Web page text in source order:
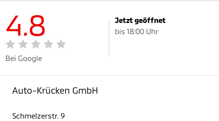
4.8
Bei Google
Jetzt geöffnet
bis 18:00 Uhr
Auto-Krücken GmbH
Schmelzerstr. 9